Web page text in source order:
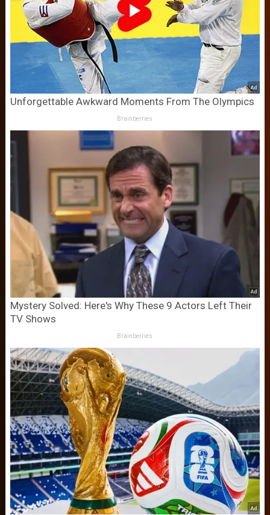
Unforgettable Awkward Moments From The Olympics
Brainberries
Mystery Solved: Here's Why These 9 Actors Left Their
TV Shows
Brainberries